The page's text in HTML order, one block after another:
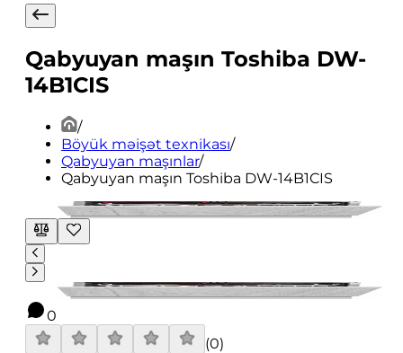
Qabyuyan maşın Toshiba DW-
14B1CIS
/
Böyük məişət texnikası/
Qabyuyan maşınlar/
Qabyuyan maşın Toshiba DW-14B1CIS
0
(0)